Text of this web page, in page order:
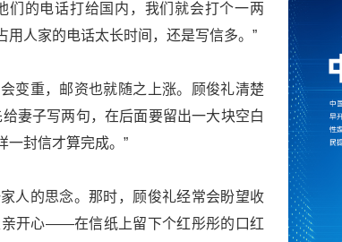
们的电话打给国内，我们就会打个一两
人家的电话太长时间，还是写信多。”
变重，邮资也就随之上涨。顾俊礼清楚
妻子写两句，在后面要留出一大块空白
一封信才算完成。”
人的思念。那时，顾俊礼经常会盼望收
开心——在信纸上留下个红彤彤的口红